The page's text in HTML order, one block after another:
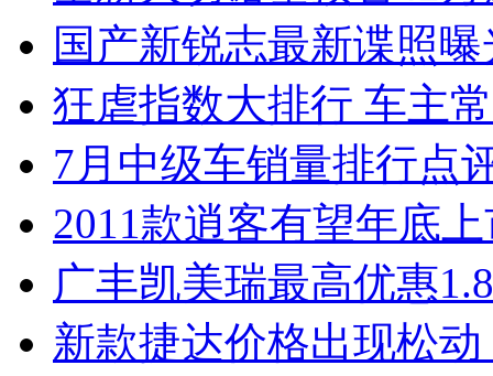
国产新锐志最新谍照
狂虐指数大排行 车主
7月中级车销量排行点
2011款逍客有望年底
广丰凯美瑞最高优惠
新款捷达价格出现松